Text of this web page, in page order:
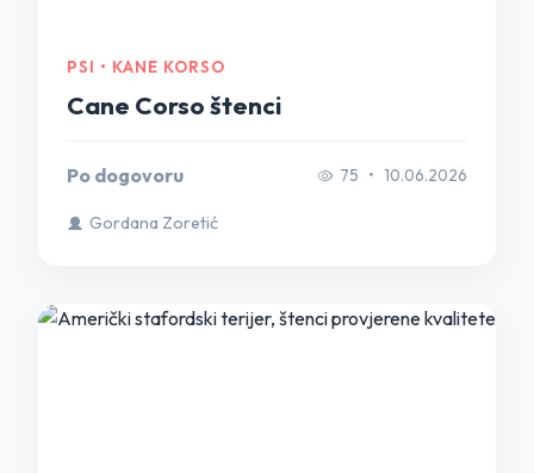
PSI • KANE KORSO
Cane Corso štenci
Po dogovoru 75 • 10.06.2026
Gordana Zoretić